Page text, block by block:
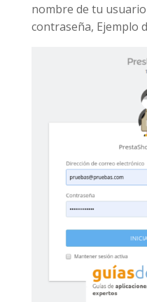
nombre de tu
contraseña, Ejemplo